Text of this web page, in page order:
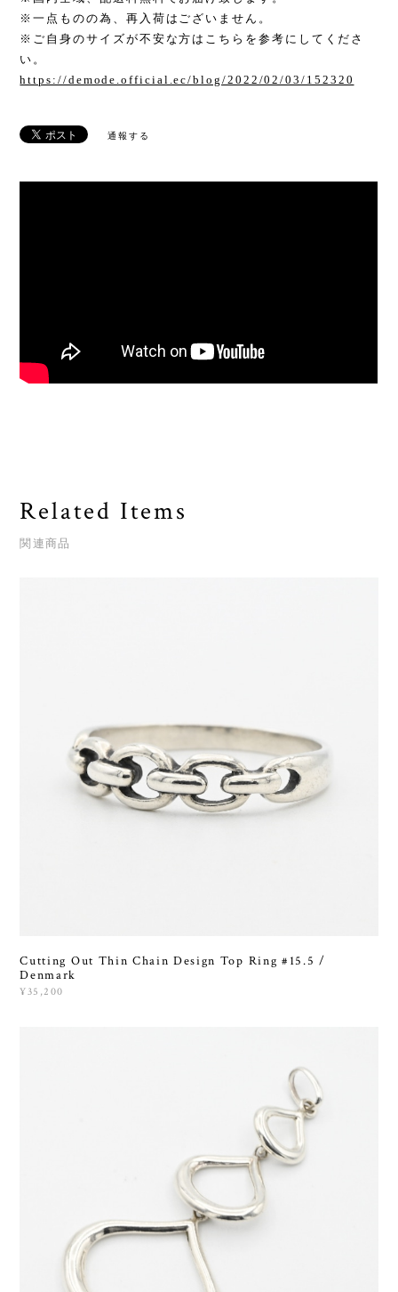
※一点ものの為、再入荷はございません。
※ご自身のサイズが不安な方はこちらを参考にしてくださ
い。
https://demode.official.ec/blog/2022/02/03/152320
通報する
Related Items
関連商品
Cutting Out Thin Chain Design Top Ring #15.5 /
Denmark
¥35,200